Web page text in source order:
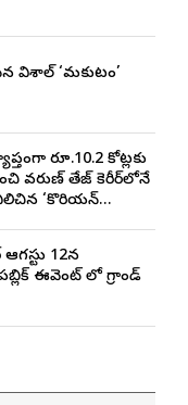
విశాల్ ‘మకుటం’
రూ.10.2 కోట్లకు
వరుణ్ తేజ్ కెరీర్‌లోనే
‘కొరియన్
12న
ఈవెంట్ లో గ్రాండ్